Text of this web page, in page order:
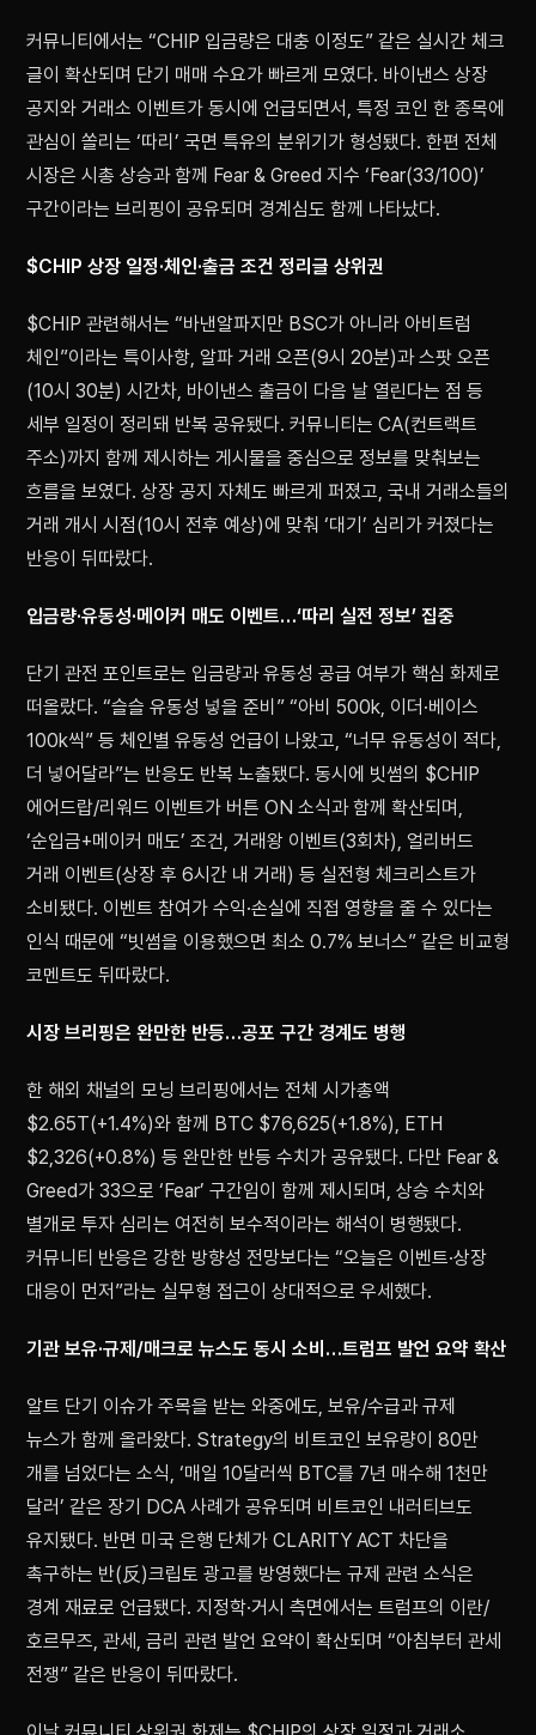
커뮤니티에서는 “CHIP 입금량은 대충 이정도” 같은 실시간 체크
글이 확산되며 단기 매매 수요가 빠르게 모였다. 바이낸스 상장
공지와 거래소 이벤트가 동시에 언급되면서, 특정 코인 한 종목에
관심이 쏠리는 ‘따리’ 국면 특유의 분위기가 형성됐다. 한편 전체
시장은 시총 상승과 함께 Fear & Greed 지수 ‘Fear(33/100)’
구간이라는 브리핑이 공유되며 경계심도 함께 나타났다.
$CHIP 상장 일정·체인·출금 조건 정리글 상위권
$CHIP 관련해서는 “바낸알파지만 BSC가 아니라 아비트럼
체인”이라는 특이사항, 알파 거래 오픈(9시 20분)과 스팟 오픈
(10시 30분) 시간차, 바이낸스 출금이 다음 날 열린다는 점 등
세부 일정이 정리돼 반복 공유됐다. 커뮤니티는 CA(컨트랙트
주소)까지 함께 제시하는 게시물을 중심으로 정보를 맞춰보는
흐름을 보였다. 상장 공지 자체도 빠르게 퍼졌고, 국내 거래소들의
거래 개시 시점(10시 전후 예상)에 맞춰 ‘대기’ 심리가 커졌다는
반응이 뒤따랐다.
입금량·유동성·메이커 매도 이벤트…‘따리 실전 정보’ 집중
단기 관전 포인트로는 입금량과 유동성 공급 여부가 핵심 화제로
떠올랐다. “슬슬 유동성 넣을 준비” “아비 500k, 이더·베이스
100k씩” 등 체인별 유동성 언급이 나왔고, “너무 유동성이 적다,
더 넣어달라”는 반응도 반복 노출됐다. 동시에 빗썸의 $CHIP
에어드랍/리워드 이벤트가 버튼 ON 소식과 함께 확산되며,
‘순입금+메이커 매도’ 조건, 거래왕 이벤트(3회차), 얼리버드
거래 이벤트(상장 후 6시간 내 거래) 등 실전형 체크리스트가
소비됐다. 이벤트 참여가 수익·손실에 직접 영향을 줄 수 있다는
인식 때문에 “빗썸을 이용했으면 최소 0.7% 보너스” 같은 비교형
코멘트도 뒤따랐다.
시장 브리핑은 완만한 반등…공포 구간 경계도 병행
한 해외 채널의 모닝 브리핑에서는 전체 시가총액
$2.65T(+1.4%)와 함께 BTC $76,625(+1.8%), ETH
$2,326(+0.8%) 등 완만한 반등 수치가 공유됐다. 다만 Fear &
Greed가 33으로 ‘Fear’ 구간임이 함께 제시되며, 상승 수치와
별개로 투자 심리는 여전히 보수적이라는 해석이 병행됐다.
커뮤니티 반응은 강한 방향성 전망보다는 “오늘은 이벤트·상장
대응이 먼저”라는 실무형 접근이 상대적으로 우세했다.
기관 보유·규제/매크로 뉴스도 동시 소비…트럼프 발언 요약 확산
알트 단기 이슈가 주목을 받는 와중에도, 보유/수급과 규제
뉴스가 함께 올라왔다. Strategy의 비트코인 보유량이 80만
개를 넘었다는 소식, ‘매일 10달러씩 BTC를 7년 매수해 1천만
달러’ 같은 장기 DCA 사례가 공유되며 비트코인 내러티브도
유지됐다. 반면 미국 은행 단체가 CLARITY ACT 차단을
촉구하는 반(反)크립토 광고를 방영했다는 규제 관련 소식은
경계 재료로 언급됐다. 지정학·거시 측면에서는 트럼프의 이란/
호르무즈, 관세, 금리 관련 발언 요약이 확산되며 “아침부터 관세
전쟁” 같은 반응이 뒤따랐다.